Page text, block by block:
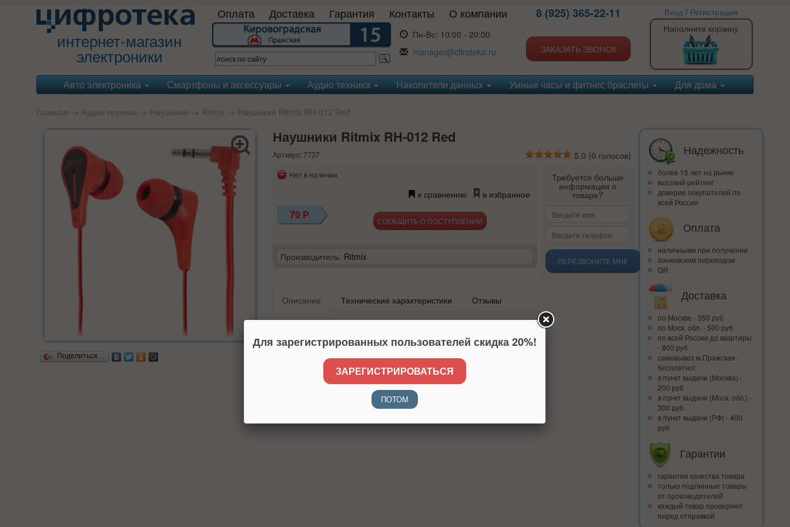
интернет-магазин
электроники
Оплата Доставка Гарантия Контакты О компании
Пн-Вс: 10:00 - 20:00
manager@cifroteka.ru
8 (925) 365-22-11
ЗАКАЗАТЬ ЗВОНОК
Вход/ Регистрация
Наполните корзину
Авто электроника Смартфоны и аксессуары Аудио техника Накопители данных Умные часы и фитнес браслеты Для дома
Главная → Аудио техника → Наушники → Ritmix → Наушники Ritmix RH-012 Red
Поделиться…
Наушники Ritmix RH-012 Red
Артикул: 7737 5.0 (0 голосов)
Нет в наличии
к сравнению в избранное
70 Р СООБЩИТЬ О ПОСТУПЛЕНИИ
Производитель: Ritmix
Требуется больше
информации о
товаре?
ПЕРЕЗВОНИТЕ МНЕ
Описание Технические характеристики Отзывы
Надежность
более 15 лет на рынке
высокий рейтинг
доверие покупателей по
всей России
Оплата
наличными при получении
банковским переводом
QR
Доставка
по Москве - 350 руб
по Моск. обл. - 500 руб
по всей Росcии до квартиры
- 800 руб
самовывоз м.Пражская -
бесплатно!
в пункт выдачи (Москва) -
200 руб
в пункт выдачи (Моск. обл.) -
300 руб
в пункт выдачи (РФ) - 400
руб
Гарантии
гарантия качества товара
только подлинные товары
от производителей
каждый товар проверяют
перед отправкой
Для зарегистрированных пользователей скидка 20%!
ЗАРЕГИСТРИРОВАТЬСЯ
ПОТОМ